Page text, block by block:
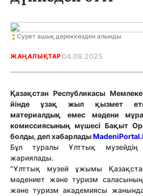
Сурет ашық дереккөзден алынды
ЖАҢАЛЫҚТАР 04.09.2025
Қазақстан Республикасы
йінде ұзақ жыл қызмет
материалдық емес мәдени
комиссиясының мүшесі Бақыт
болды, деп хабарлады
Бұл туралы Ұлттық музейдің
жариялады.
"Ұлттық музей ұжымы
мәдениет және туризм саласының
және туризм академиясы